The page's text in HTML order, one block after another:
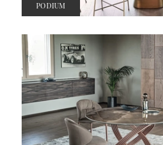
PODIUM